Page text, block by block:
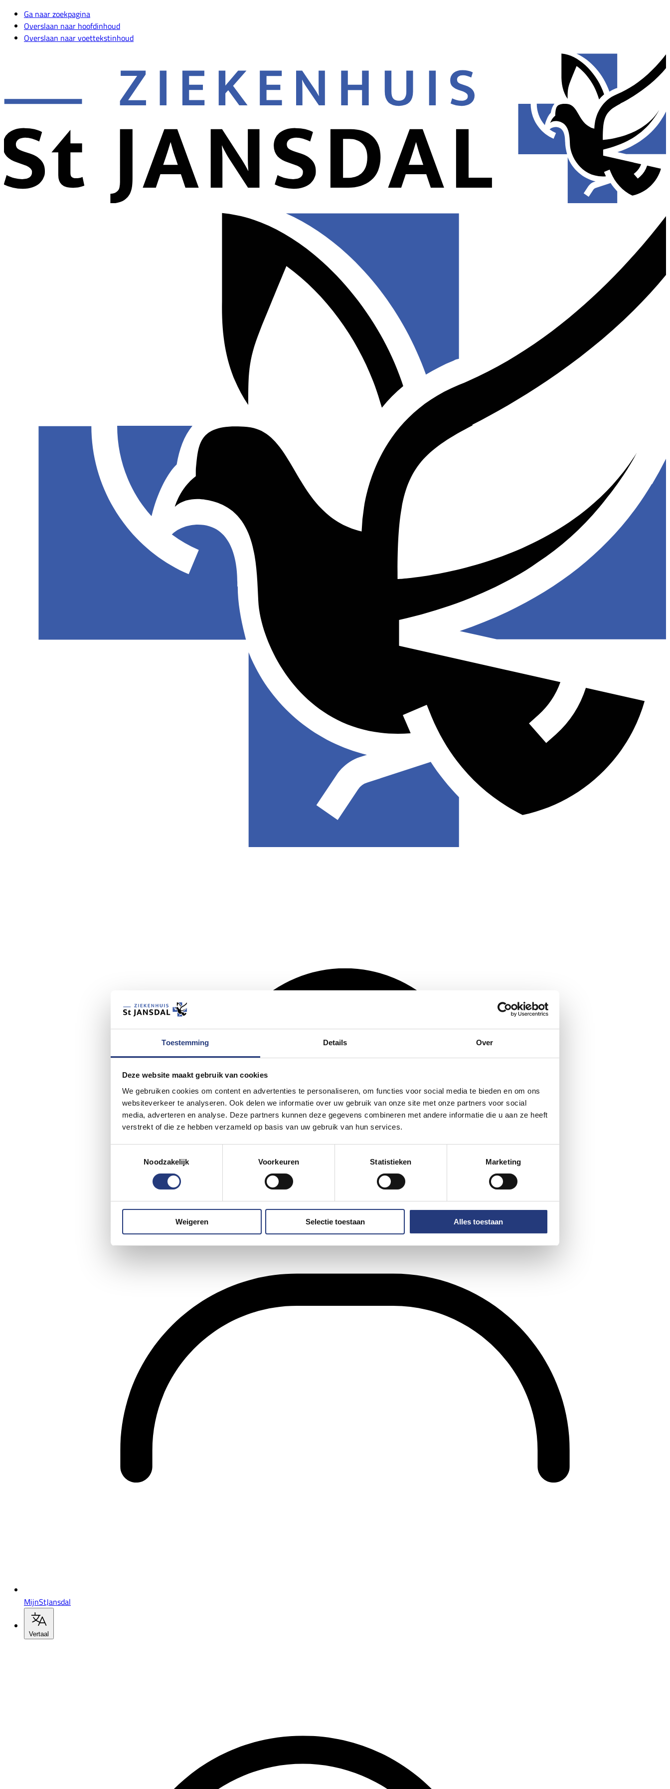
Toestemming Details Over
Deze website maakt gebruik van cookies
We gebruiken cookies om content en advertenties te personaliseren, om functies voor social media te bieden en om ons
websiteverkeer te analyseren. Ook delen we informatie over uw gebruik van onze site met onze partners voor social
media, adverteren en analyse. Deze partners kunnen deze gegevens combineren met andere informatie die u aan ze heeft
verstrekt of die ze hebben verzameld op basis van uw gebruik van hun services.
Noodzakelijk
Voorkeuren Statistieken Marketing
Weigeren Selectie toestaan Alles toestaan
Ga naar zoekpagina
Overslaan naar hoofdinhoud
Overslaan naar voettekstinhoud
MijnStJansdal
Vertaal